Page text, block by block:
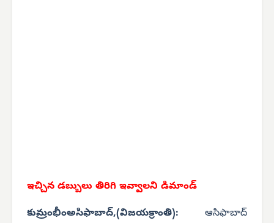
ఇచ్చిన డబ్బులు తిరిగి ఇవ్వాలని డిమాండ్
కుమ్రంభీంఅసిఫాబాద్,(విజయక్రాంతి): ఆసిఫాబాద్